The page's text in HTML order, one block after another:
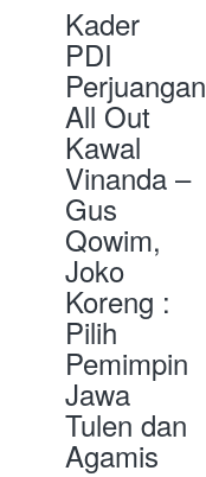
Kader
PDI
Perjuangan
All Out
Kawal
Vinanda –
Gus
Qowim,
Joko
Koreng :
Pilih
Pemimpin
Jawa
Tulen dan
Agamis